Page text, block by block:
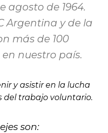
agosto de 1964.
Argentina y de la
más de 100
nuestro país.
y asistir en la lucha
del trabajo voluntario.
son: